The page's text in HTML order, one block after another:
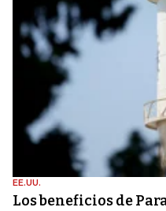
EE.UU.
Los beneficios de